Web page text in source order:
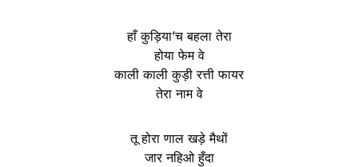
हाँ कुड़िया’च बहला तेरा
होया फेम वे
काली काली कुड़ी रत्ती फायर
तेरा नाम वे
तू होरा णाल खड़े मैथों
जार नहिओ हुँदा